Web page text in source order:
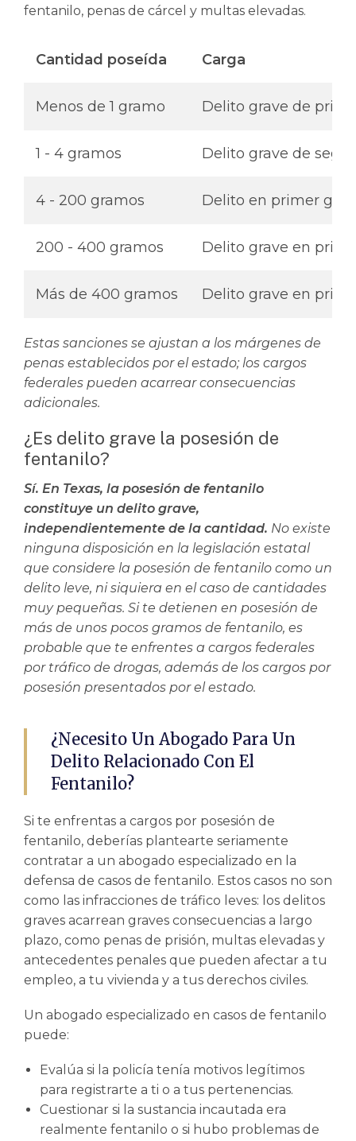
fentanilo, penas de cárcel y multas elevadas.
Cantidad poseída Carga
Menos de 1 gramo Delito grave de
1 - 4 gramos Delito grave de
4 - 200 gramos Delito en primer
200 - 400 gramos Delito grave en
Más de 400 gramos Delito grave en
Estas sanciones se ajustan a los márgenes de
penas establecidos por el estado; los cargos
federales pueden acarrear consecuencias
adicionales.
¿Es delito grave la posesión de
fentanilo?
Sí. En Texas, la posesión de fentanilo
constituye un delito grave,
independientemente de la cantidad. No existe
ninguna disposición en la legislación estatal
que considere la posesión de fentanilo como un
delito leve, ni siquiera en el caso de cantidades
muy pequeñas. Si te detienen en posesión de
más de unos pocos gramos de fentanilo, es
probable que te enfrentes a cargos federales
por tráfico de drogas, además de los cargos por
posesión presentados por el estado.
¿Necesito Un Abogado Para Un
Delito Relacionado Con El
Fentanilo?
Si te enfrentas a cargos por posesión de
fentanilo, deberías plantearte seriamente
contratar a un abogado especializado en la
defensa de casos de fentanilo. Estos casos no son
como las infracciones de tráfico leves: los delitos
graves acarrean graves consecuencias a largo
plazo, como penas de prisión, multas elevadas y
antecedentes penales que pueden afectar a tu
empleo, a tu vivienda y a tus derechos civiles.
Un abogado especializado en casos de fentanilo
puede:
Evalúa si la policía tenía motivos legítimos
para registrarte a ti o a tus pertenencias.
Cuestionar si la sustancia incautada era
realmente fentanilo o si hubo problemas de